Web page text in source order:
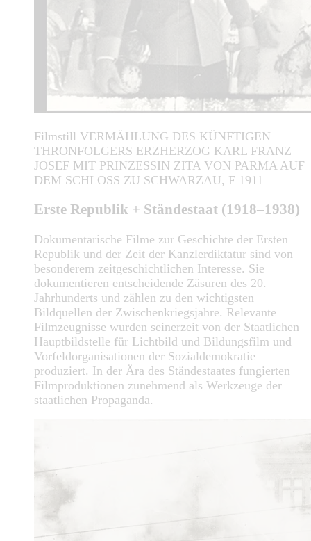
Filmstill VERMÄHLUNG DES KÜNFTIGEN
THRONFOLGERS ERZHERZOG KARL FRANZ
JOSEF MIT PRINZESSIN ZITA VON PARMA AUF
DEM SCHLOSS ZU SCHWARZAU, F 1911
Erste Republik + Ständestaat (1918–1938)
Dokumentarische Filme zur Geschichte der Ersten
Republik und der Zeit der Kanzlerdiktatur sind von
besonderem zeitgeschichtlichen Interesse. Sie
dokumentieren entscheidende Zäsuren des 20.
Jahrhunderts und zählen zu den wichtigsten
Bildquellen der Zwischenkriegsjahre. Relevante
Filmzeugnisse wurden seinerzeit von der Staatlichen
Hauptbildstelle für Lichtbild und Bildungsfilm und
Vorfeldorganisationen der Sozialdemokratie
produziert. In der Ära des Ständestaates fungierten
Filmproduktionen zunehmend als Werkzeuge der
staatlichen Propaganda.